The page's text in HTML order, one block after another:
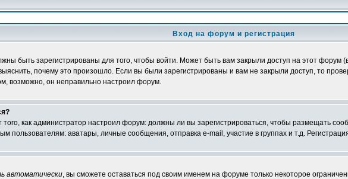
Вход на форум и регистрация
быть зарегистрированы для того, чтобы войти. Может быть вам закрыли доступ на этот форум
почему это произошло. Если вы были зарегистрированы и вам не закрыли доступ, то
возможно, он неправильно настроил форум.
того, как администратор настроил форум: должны ли вы зарегистрироваться, чтобы размещать
пользователям: аватары, личные сообщения, отправка e-mail, участие в группах и т.д.
автоматически, вы сможете оставаться под своим именем на форуме только некоторое